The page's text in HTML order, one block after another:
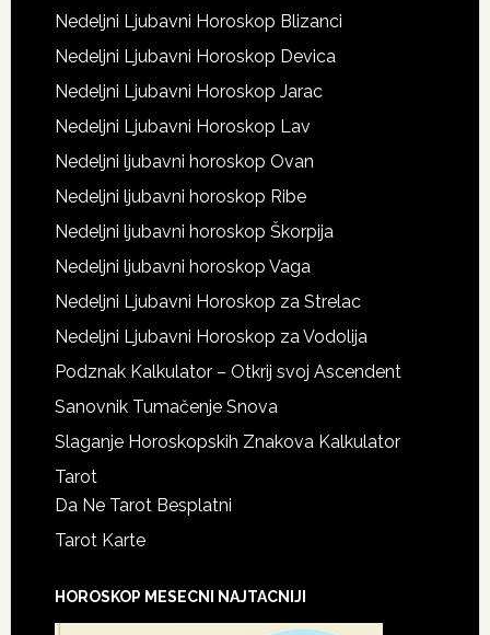
Nedeljni Ljubavni Horoskop Blizanci
Nedeljni Ljubavni Horoskop Devica
Nedeljni Ljubavni Horoskop Jarac
Nedeljni Ljubavni Horoskop Lav
Nedeljni ljubavni horoskop Ovan
Nedeljni ljubavni horoskop Ribe
Nedeljni ljubavni horoskop Škorpija
Nedeljni ljubavni horoskop Vaga
Nedeljni Ljubavni Horoskop za Strelac
Nedeljni Ljubavni Horoskop za Vodolija
Podznak Kalkulator – Otkrij svoj Ascendent
Sanovnik Tumačenje Snova
Slaganje Horoskopskih Znakova Kalkulator
Tarot
Da Ne Tarot Besplatni
Tarot Karte
HOROSKOP MESECNI NAJTACNIJI